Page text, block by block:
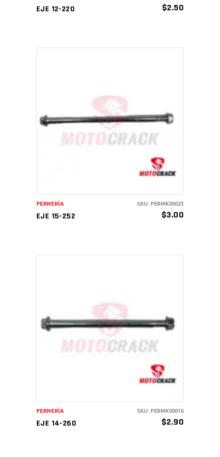
EJE 12-220 $2.50
AÑADIR AL CARRITO
EJE 15-252 $3.00
PERNERÍA SKU: PERMK00023
AÑADIR AL CARRITO
EJE 14-260 $2.90
PERNERÍA SKU: PERMK00016